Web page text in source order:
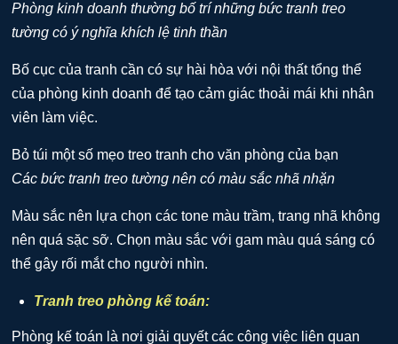
Phòng kinh doanh thường bố trí những bức tranh treo
tường có ý nghĩa khích lệ tinh thần
Bố cục của tranh cần có sự hài hòa với nội thất tổng thể
của phòng kinh doanh để tạo cảm giác thoải mái khi nhân
viên làm việc.
Các bức tranh treo tường nên có màu sắc nhã nhặn
Màu sắc nên lựa chọn các tone màu trầm, trang nhã không
nên quá sặc sỡ. Chọn màu sắc với gam màu quá sáng có
thể gây rối mắt cho người nhìn.
Tranh treo phòng kế toán:
Phòng kế toán là nơi giải quyết các công việc liên quan